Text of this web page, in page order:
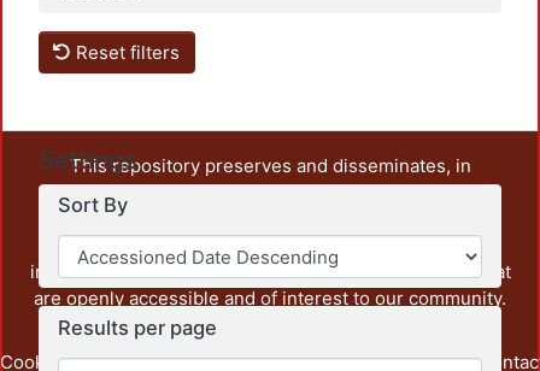
Reset filters
Settings
Sort By
Results per page
This repository preserves and disseminates, in
unrestricted open access, the teaching and research
output of UAM Azcapotzalco. It also includes some
administrative and graphic documents from the
institution, as well as content from other institutions that
are openly accessible and of interest to our community.
Cookie Privacy End User Send